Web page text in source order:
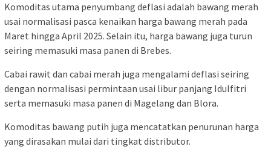
Komoditas utama penyumbang deflasi adalah bawang merah
usai normalisasi pasca kenaikan harga bawang merah pada
Maret hingga April 2025. Selain itu, harga bawang juga turun
seiring memasuki masa panen di Brebes.
Cabai rawit dan cabai merah juga mengalami deflasi seiring
dengan normalisasi permintaan usai libur panjang Idulfitri
serta memasuki masa panen di Magelang dan Blora.
Komoditas bawang putih juga mencatatkan penurunan harga
yang dirasakan mulai dari tingkat distributor.